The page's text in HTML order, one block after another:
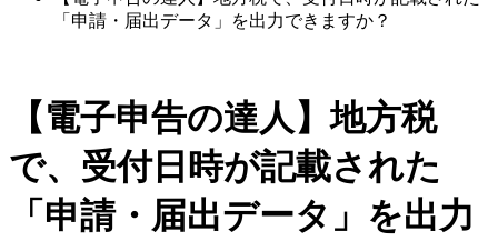
「申請・届出データ」を出力できますか？
【電子申告の達人】地方税
で、受付日時が記載された
「申請・届出データ」を出力